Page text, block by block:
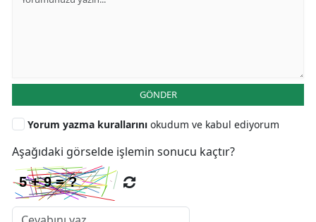
GÖNDER
Yorum yazma kurallarını okudum ve kabul ediyorum
Aşağıdaki görselde işlemin sonucu kaçtır?